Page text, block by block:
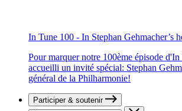
In Tune 100 - In Stephan Gehmacher’s
Pour marquer notre 100ème épisode
accueilli un invité spécial: Stephan
général de la Philharmonie!
Participer & soutenir